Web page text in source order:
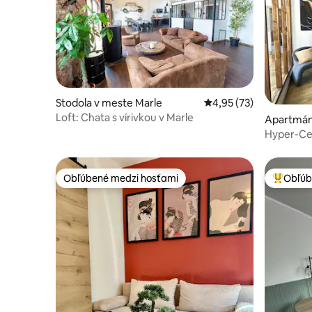
Stodola v meste Marle Priemerné
4,95 (73)
Loft: Chata s vírivkou v Marle
ntin
Hyper-
Obľúbené medzi hosťami
Obľúbené medzi hosťami